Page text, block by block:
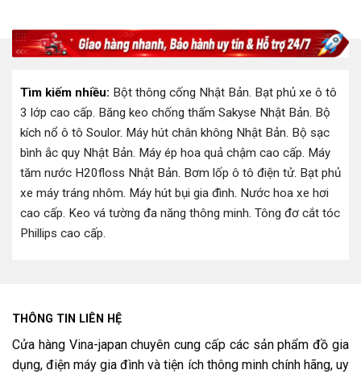
Tìm kiếm nhiều: Bột thông cống Nhật Bản. Bạt phủ xe ô tô
3 lớp cao cấp. Băng keo chống thấm Sakyse Nhật Bản. Bộ
kích nổ ô tô Soulor. Máy hút chân không Nhật Bản. Bộ sạc
bình ắc quy Nhật Bản. Máy ép hoa quả chậm cao cấp. Máy
tăm nước H20floss Nhật Bản. Bơm lốp ô tô điện tử. Bạt phủ
xe máy tráng nhôm. Máy hút bụi gia đình. Nước hoa xe hơi
cao cấp. Keo vá tường đa năng thông minh. Tông đơ cắt tóc
Phillips cao cấp.
THÔNG TIN LIÊN HỆ
Cửa hàng Vina-japan chuyên cung cấp các sản phẩm đồ gia
dụng, điện máy gia đình và tiện ích thông minh chính hãng, uy